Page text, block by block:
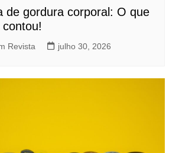
de gordura corporal: O que
Revista julho 30, 2026